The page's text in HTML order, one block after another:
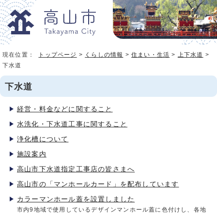
現在位置： トップページ > くらしの情報 >住まい・生活 > 上下水道 >
下水道
下水道
経営・料金などに関すること
水洗化・下水道工事に関すること
浄化槽について
施設案内
高山市下水道指定工事店の皆さまへ
高山市の「マンホールカード」を配布しています
カラーマンホール蓋を設置しました
市内9地域で使用しているデザインマンホール蓋に色付けし、各地